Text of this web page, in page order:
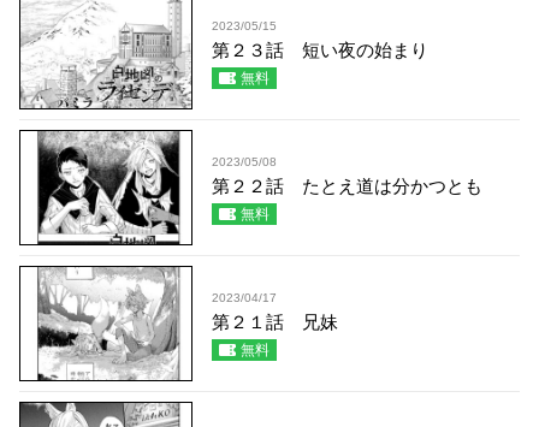
2023/05/15
第２３話 短い夜の始まり
無料
2023/05/08
第２２話 たとえ道は分かつとも
無料
2023/04/17
第２１話 兄妹
無料